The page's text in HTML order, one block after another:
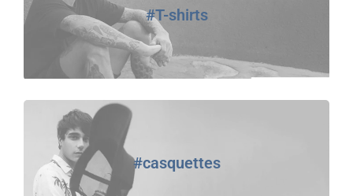
#T-shirts
#casquettes